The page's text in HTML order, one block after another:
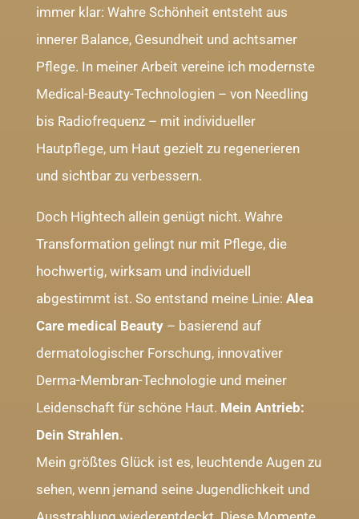
immer klar: Wahre Schönheit entsteht aus
innerer Balance, Gesundheit und achtsamer
Pflege. In meiner Arbeit vereine ich modernste
Medical-Beauty-Technologien – von Needling
bis Radiofrequenz – mit individueller
Hautpflege, um Haut gezielt zu regenerieren
und sichtbar zu verbessern.
Doch Hightech allein genügt nicht. Wahre
Transformation gelingt nur mit Pflege, die
hochwertig, wirksam und individuell
abgestimmt ist. So entstand meine Linie: Alea
Care medical Beauty– basierend auf
dermatologischer Forschung, innovativer
Derma-Membran-Technologie und meiner
Leidenschaft für schöne Haut. Mein Antrieb:
Dein Strahlen.
Mein größtes Glück ist es, leuchtende Augen zu
sehen, wenn jemand seine Jugendlichkeit und